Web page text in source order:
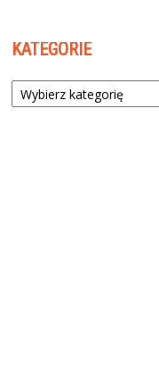
KATEGORIE
Kategorie